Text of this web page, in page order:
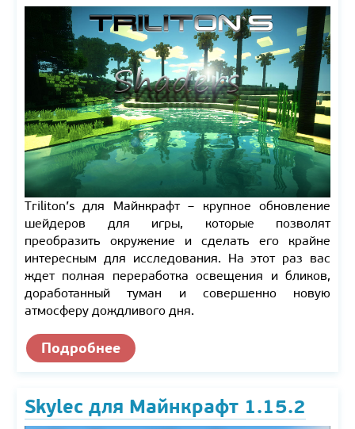
Triliton’s для Майнкрафт – крупное обновление
шейдеров для игры, которые позволят
преобразить окружение и сделать его крайне
интересным для исследования. На этот раз вас
ждет полная переработка освещения и бликов,
доработанный туман и совершенно новую
атмосферу дождливого дня.
Подробнее
Skylec для Майнкрафт 1.15.2